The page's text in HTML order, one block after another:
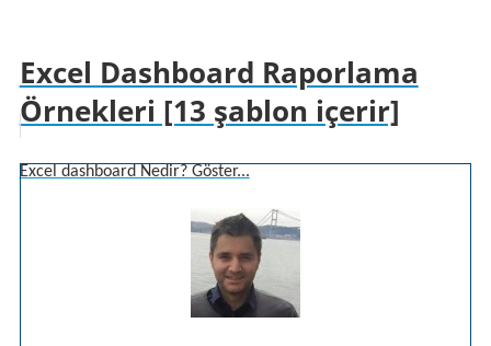
Excel Dashboard Raporlama
Örnekleri [13 şablon içerir]
Excel dashboard Nedir? Göster...